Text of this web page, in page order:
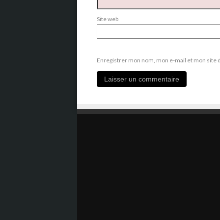
Site web
Enregistrer mon nom, mon e-mail et mon site